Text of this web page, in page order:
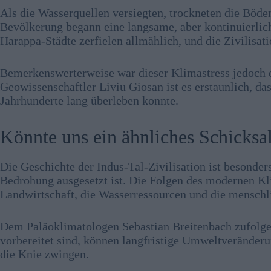
Als die Wasserquellen versiegten, trockneten die
Bevölkerung begann eine langsame, aber
Harappa-Städte zerfielen allmählich, und die
Bemerkenswerterweise war dieser Klimastress
Geowissenschaftler Liviu Giosan ist es erstaunlich,
Jahrhunderte lang überleben konnte.
Könnte uns ein ähnliches
Die Geschichte der Indus-Tal-Zivilisation ist
Bedrohung ausgesetzt ist. Die Folgen des modernen
Landwirtschaft, die Wasserressourcen und die
Dem Paläoklimatologen Sebastian Breitenbach
vorbereitet sind, können langfristige
die Knie zwingen.